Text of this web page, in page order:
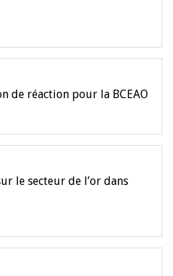
de réaction pour la BCEAO
le secteur de l’or dans